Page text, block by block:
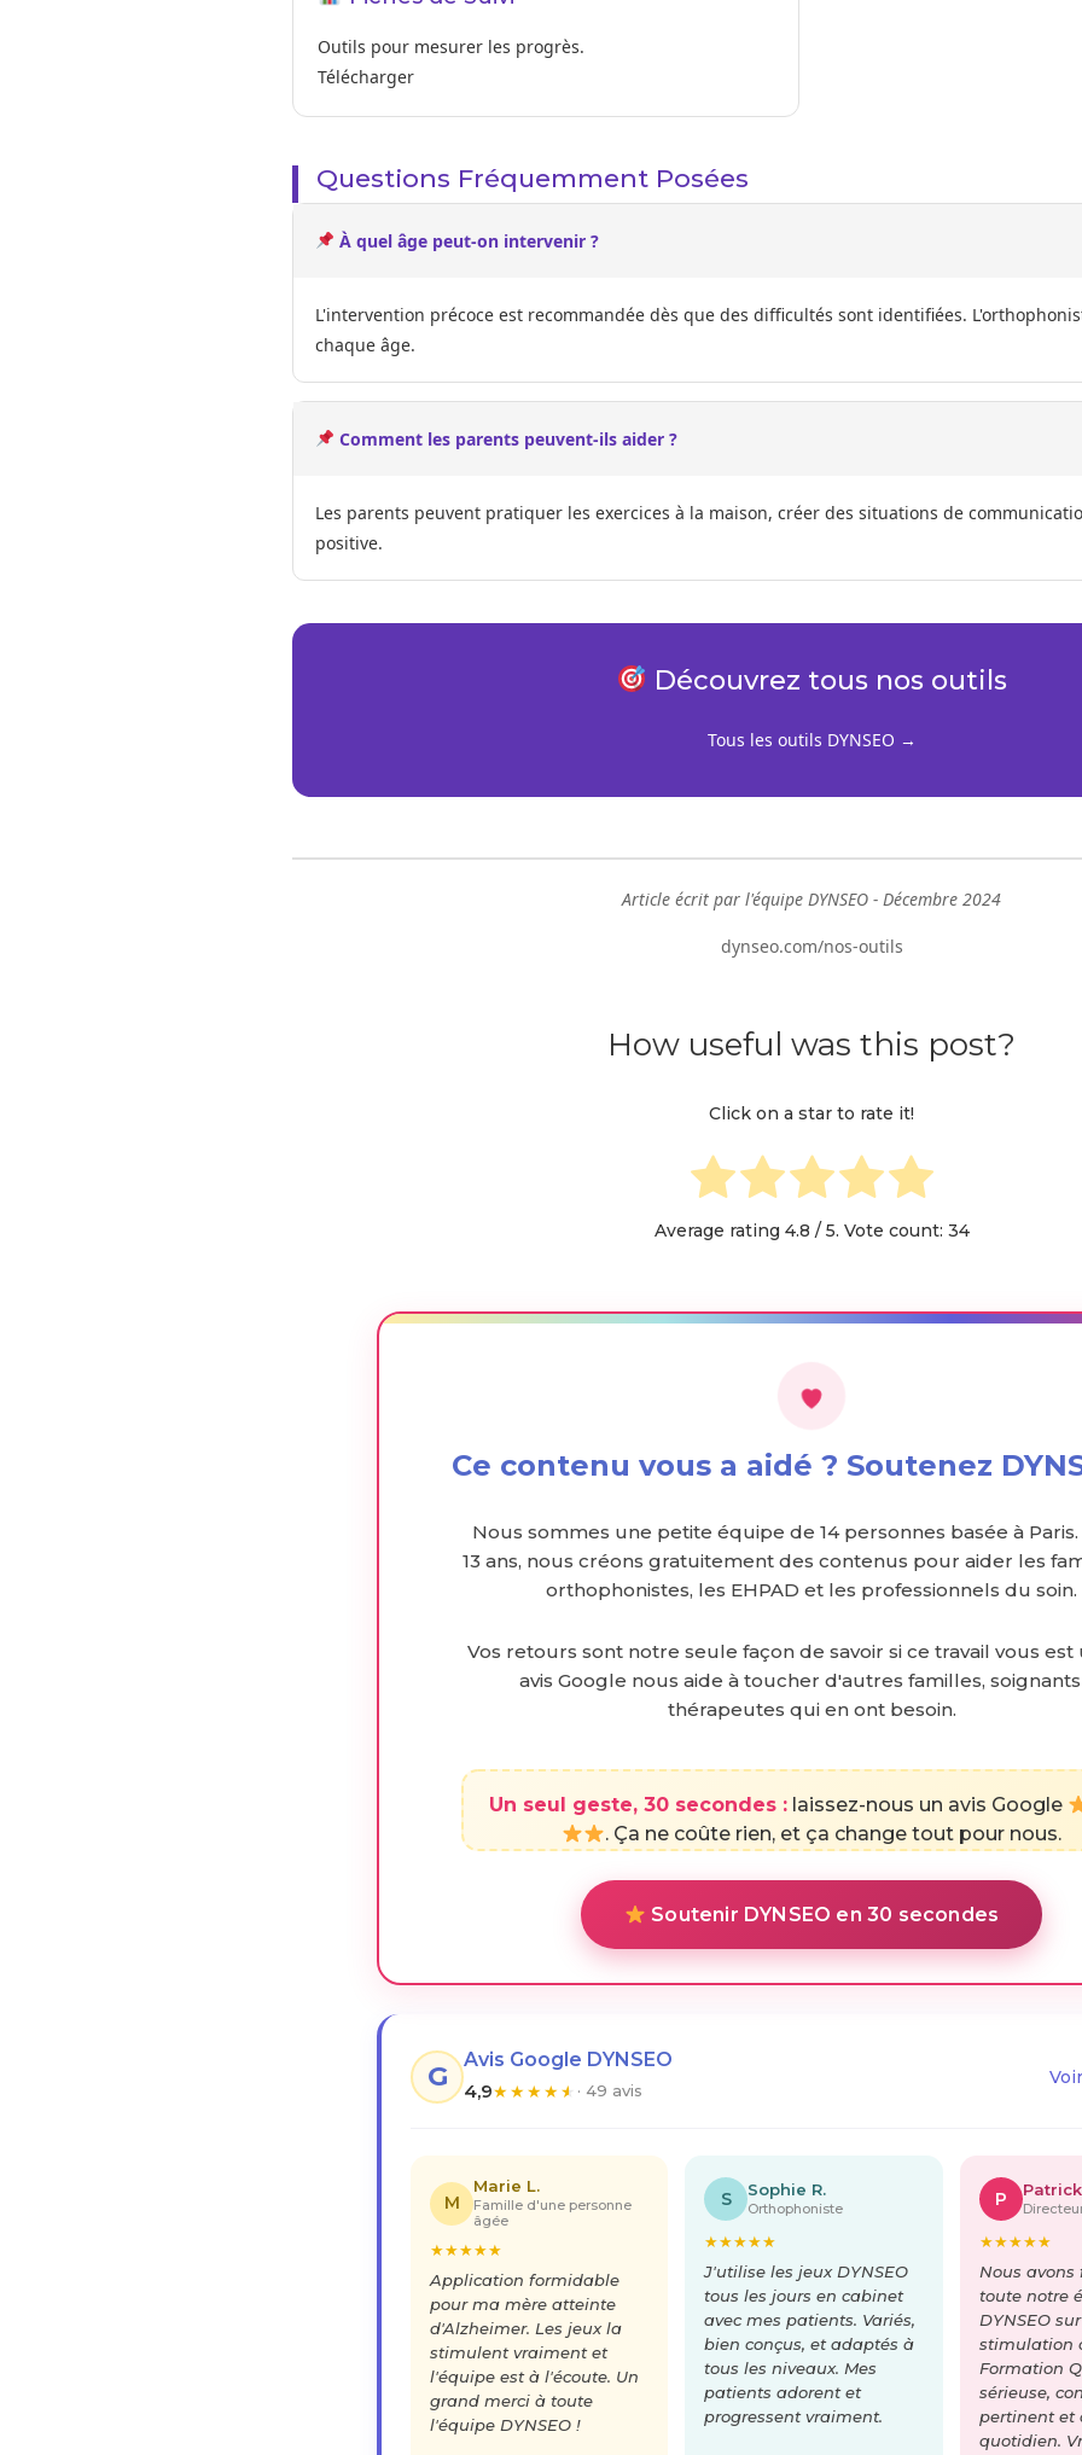
Outils pour mesurer les progrès.
Télécharger
Questions Fréquemment Posées
À quel âge peut-on intervenir ?
L'intervention précoce est recommandée dès que des difficultés sont identifiées.
chaque âge.
Comment les parents peuvent-ils aider ?
Les parents peuvent pratiquer les exercices à la maison, créer des situations de
positive.
Découvrez tous nos outils
Tous les outils DYNSEO →
Article écrit par l'équipe DYNSEO - Décembre 2024
dynseo.com/nos-outils
How useful was this post?
Click on a star to rate it!
Average rating 4.8 / 5. Vote count: 34
Ce contenu vous a aidé ? Soutenez
Nous sommes une petite équipe de 14 personnes basée à
13 ans, nous créons gratuitement des contenus pour aider les
orthophonistes, les EHPAD et les professionnels du soin.
Vos retours sont notre seule façon de savoir si ce travail vous est
avis Google nous aide à toucher d'autres familles,
thérapeutes qui en ont besoin.
Un seul geste, 30 secondes : laissez-nous un avis Google
. Ça ne coûte rien, et ça change tout pour nous.
Soutenir DYNSEO en 30 secondes
G
Avis Google DYNSEO
4,9★★★★★ · 49 avis
M
Marie L.
Famille d'une personne
âgée
★★★★★
Application formidable
pour ma mère atteinte
d'Alzheimer. Les jeux la
stimulent vraiment et
l'équipe est à l'écoute. Un
grand merci à toute
l'équipe DYNSEO !
S Sophie R.
Orthophoniste
★★★★★
J'utilise les jeux DYNSEO
tous les jours en cabinet
avec mes patients. Variés,
bien conçus, et adaptés à
tous les niveaux. Mes
patients adorent et
progressent vraiment.
P
★★★★★
Nous
toute notre
DYNSEO
stimulation
Formation
sérieuse,
pertinent et
quotidien.